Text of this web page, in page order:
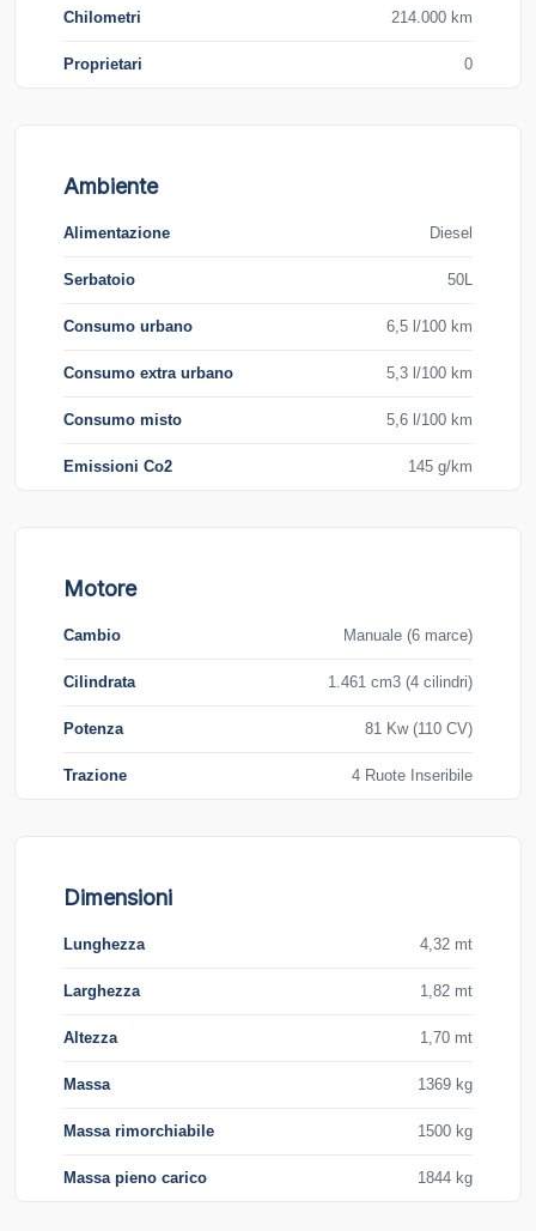
Chilometri 214.000 km
Proprietari 0
Ambiente
Alimentazione Diesel
Serbatoio 50L
Consumo urbano 6,5 l/100 km
Consumo extra urbano 5,3 l/100 km
Consumo misto 5,6 l/100 km
Emissioni Co2 145 g/km
Motore
Cambio Manuale (6 marce)
Cilindrata 1.461 cm3 (4 cilindri)
Potenza 81 Kw (110 CV)
Trazione 4 Ruote Inseribile
Dimensioni
Lunghezza 4,32 mt
Larghezza 1,82 mt
Altezza 1,70 mt
Massa 1369 kg
Massa rimorchiabile 1500 kg
Massa pieno carico 1844 kg